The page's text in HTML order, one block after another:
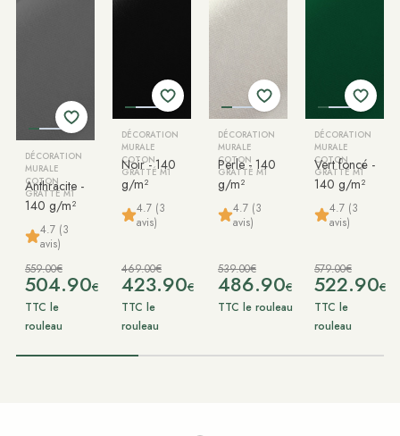
DÉCORATION
MURALE
COTON
GRATTÉ M1
Anthracite -
140 g/m²
4.7 (3
avis)
559.00€
504.90€
TTC le
rouleau
DÉCORATION
MURALE
COTON
GRATTÉ M1
Noir - 140
g/m²
4.7 (3
avis)
469.00€
423.90€
TTC le
rouleau
DÉCORATION
MURALE
COTON
GRATTÉ M1
Perle - 140
g/m²
4.7 (3
avis)
539.00€
486.90€
TTC le rouleau
DÉCORATION
MURALE
COTON
GRATTÉ M1
Vert foncé -
140 g/m²
4.7 (3
avis)
579.00€
522.90€
TTC le
rouleau